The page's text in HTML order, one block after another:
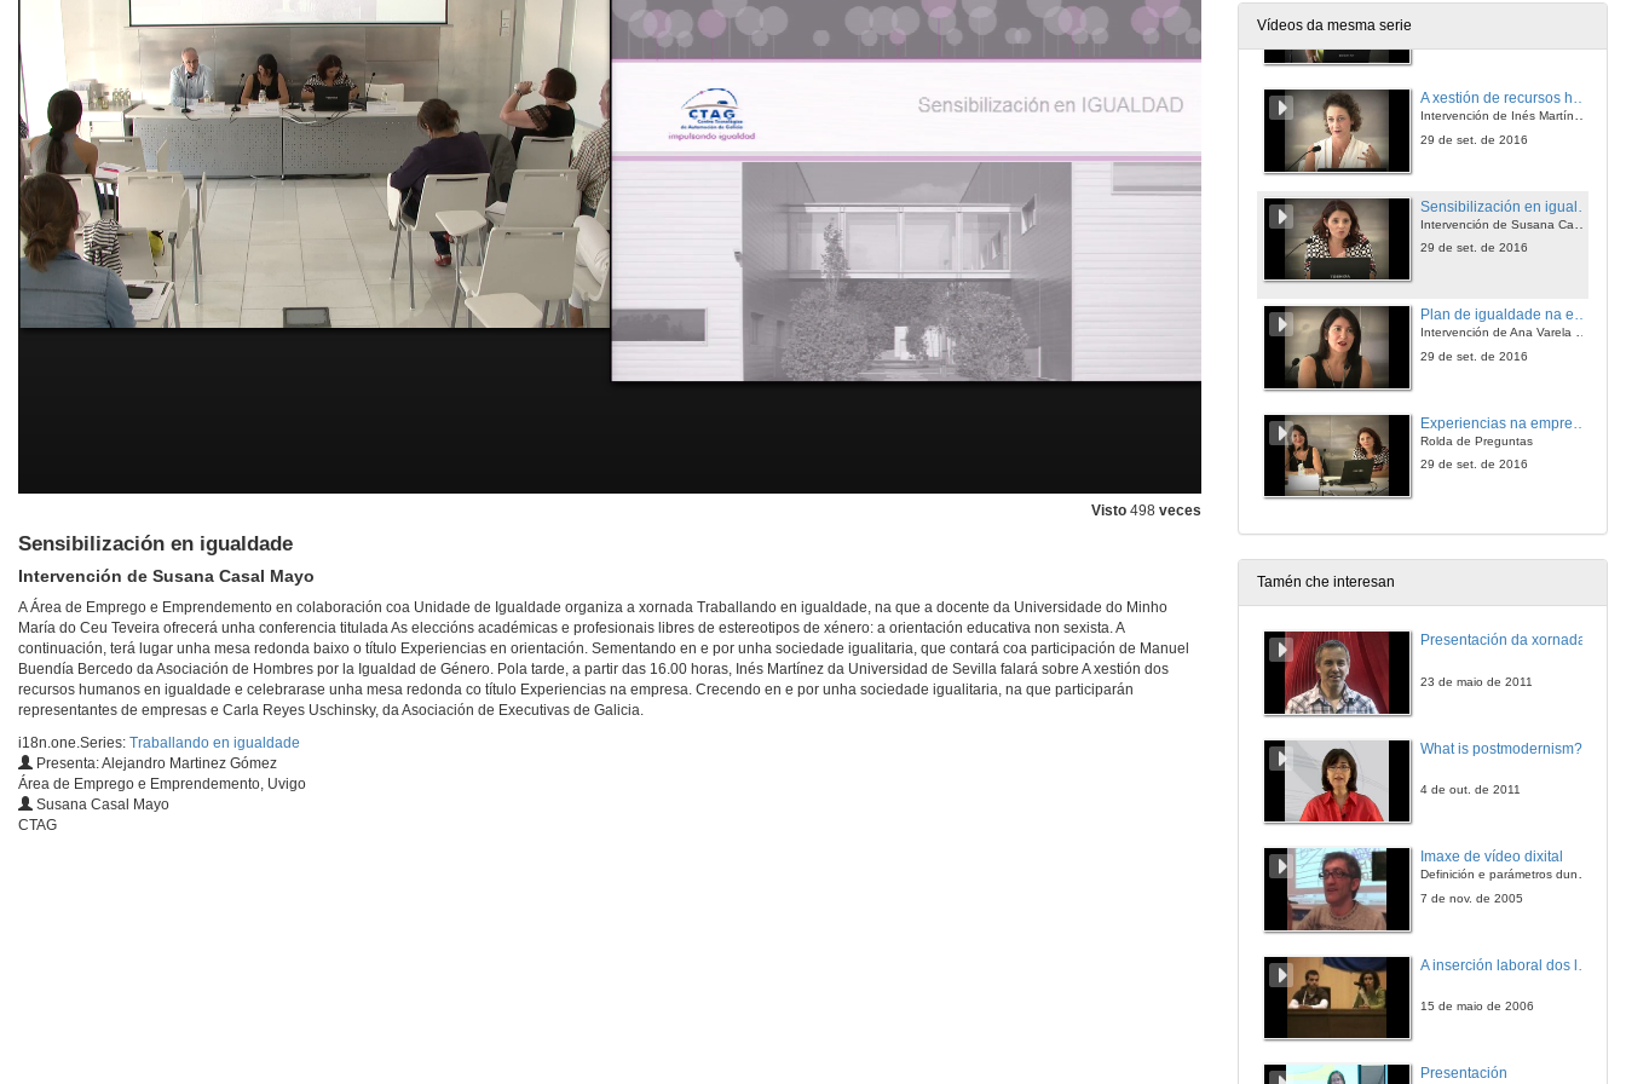
Visto 498 veces
Sensibilización en igualdade
Intervención de Susana Casal Mayo
A Área de Emprego e Emprendemento en colaboración coa Unidade de Igualdade organiza a xornada Traballando en igualdade, na que a docente da Universidade do Minho
María do Ceu Teveira ofrecerá unha conferencia titulada As eleccións académicas e profesionais libres de estereotipos de xénero: a orientación educativa non sexista. A
continuación, terá lugar unha mesa redonda baixo o título Experiencias en orientación. Sementando en e por unha sociedade igualitaria, que contará coa participación de Manuel
Buendía Bercedo da Asociación de Hombres por la Igualdad de Género. Pola tarde, a partir das 16.00 horas, Inés Martínez da Universidad de Sevilla falará sobre A xestión dos
recursos humanos en igualdade e celebrarase unha mesa redonda co título Experiencias na empresa. Crecendo en e por unha sociedade igualitaria, na que participarán
representantes de empresas e Carla Reyes Uschinsky, da Asociación de Executivas de Galicia.
i18n.one.Series: Traballando en igualdade
Presenta: Alejandro Martinez Gómez
Área de Emprego e Emprendemento, Uvigo
Susana Casal Mayo
CTAG
Vídeos da mesma serie
A xestión de recursos humanos en igualdade
Intervención de Inés Martínez Cons
29 de set. de 2016
Intervención de Susana Casal Mayo
29 de set. de 2016
Plan de igualdade na empresa
Intervención de Ana Varela Solla
29 de set. de 2016
Rolda de Preguntas
29 de set. de 2016
Tamén che interesan
Presentación da xornada
23 de maio de 2011
What is postmodernism?
4 de out. de 2011
Imaxe de vídeo dixital
Definición e parámetros dunha imaxe dixital. Resolución e Aspecto. Profundidade da cor. Compresión. Frame por segundo. Entrelazado. Campos, cadros
7 de nov. de 2005
15 de maio de 2006
Presentación